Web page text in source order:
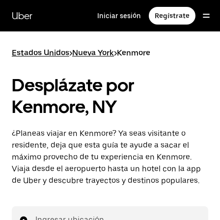
contenido
principal
Uber Iniciar sesión Regístrate
Estados Unidos>Nueva York>Kenmore
Desplázate por
Kenmore, NY
¿Planeas viajar en Kenmore? Ya seas visitante o
residente, deja que esta guía te ayude a sacar el
máximo provecho de tu experiencia en Kenmore.
Viaja desde el aeropuerto hasta un hotel con la app
de Uber y descubre trayectos y destinos populares.